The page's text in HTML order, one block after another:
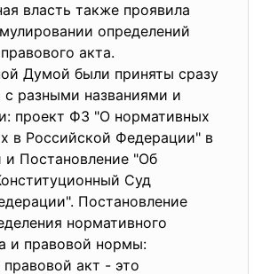
власть также проявила
определений
акта.
Думой были приняты сразу
с разными названиями и
проект ФЗ "О нормативных
в Российской Федерации" в
и Постановление "Об
Суд
Постановление
нормативного
и правовой нормы:
акт - это